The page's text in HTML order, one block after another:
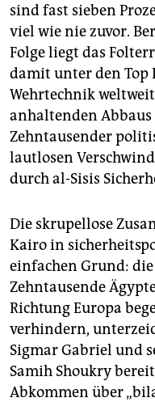
sind fast sieben
viel wie nie zuvor.
Folge liegt das
damit unter den Top
Wehrtechnik
anhaltenden
Zehntausender
lautlosen
durch al-Sisis
Die skrupellose
Kairo in
einfachen Grund: die
Zehntausende
Richtung Europa
verhindern,
Sigmar Gabriel und
Samih Shoukry
Abkommen über